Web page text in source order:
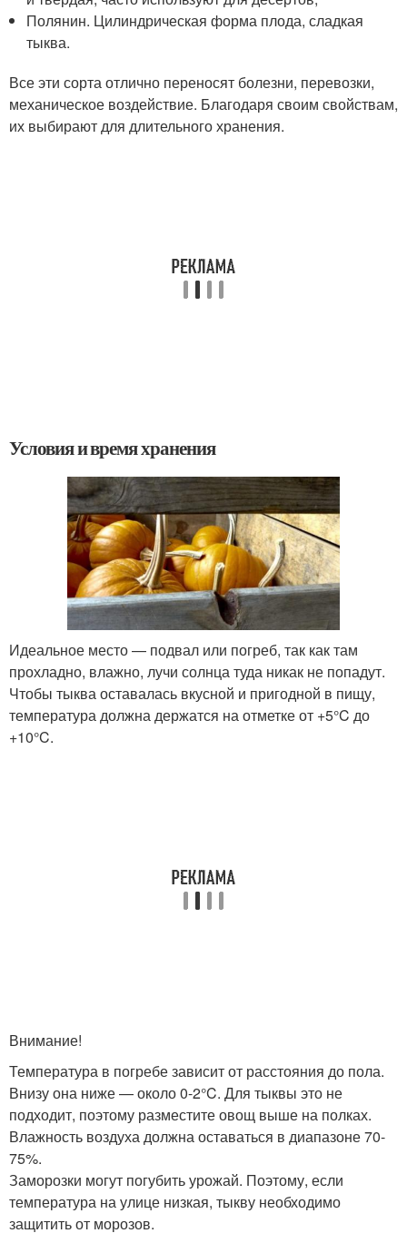
Полянин. Цилиндрическая форма плода, сладкая
тыква.
Все эти сорта отлично переносят болезни, перевозки,
механическое воздействие. Благодаря своим свойствам,
их выбирают для длительного хранения.
Условия и время хранения
Идеальное место — подвал или погреб, так как там
прохладно, влажно, лучи солнца туда никак не попадут.
Чтобы тыква оставалась вкусной и пригодной в пищу,
температура должна держатся на отметке от +5°C до
+10°C.
Внимание!
Температура в погребе зависит от расстояния до пола.
Внизу она ниже — около 0-2°C. Для тыквы это не
подходит, поэтому разместите овощ выше на полках.
Влажность воздуха должна оставаться в диапазоне 70-
75%.
Заморозки могут погубить урожай. Поэтому, если
температура на улице низкая, тыкву необходимо
защитить от морозов.